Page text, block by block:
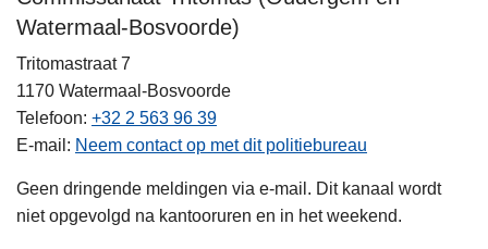
Watermaal-Bosvoorde)
Tritomastraat 7
1170 Watermaal-Bosvoorde
Telefoon +32 2 563 96 39
E-mail
Neem contact op met dit politiebureau
Geen dringende meldingen via e-mail. Dit kanaal wordt
niet opgevolgd na kantooruren en in het weekend.